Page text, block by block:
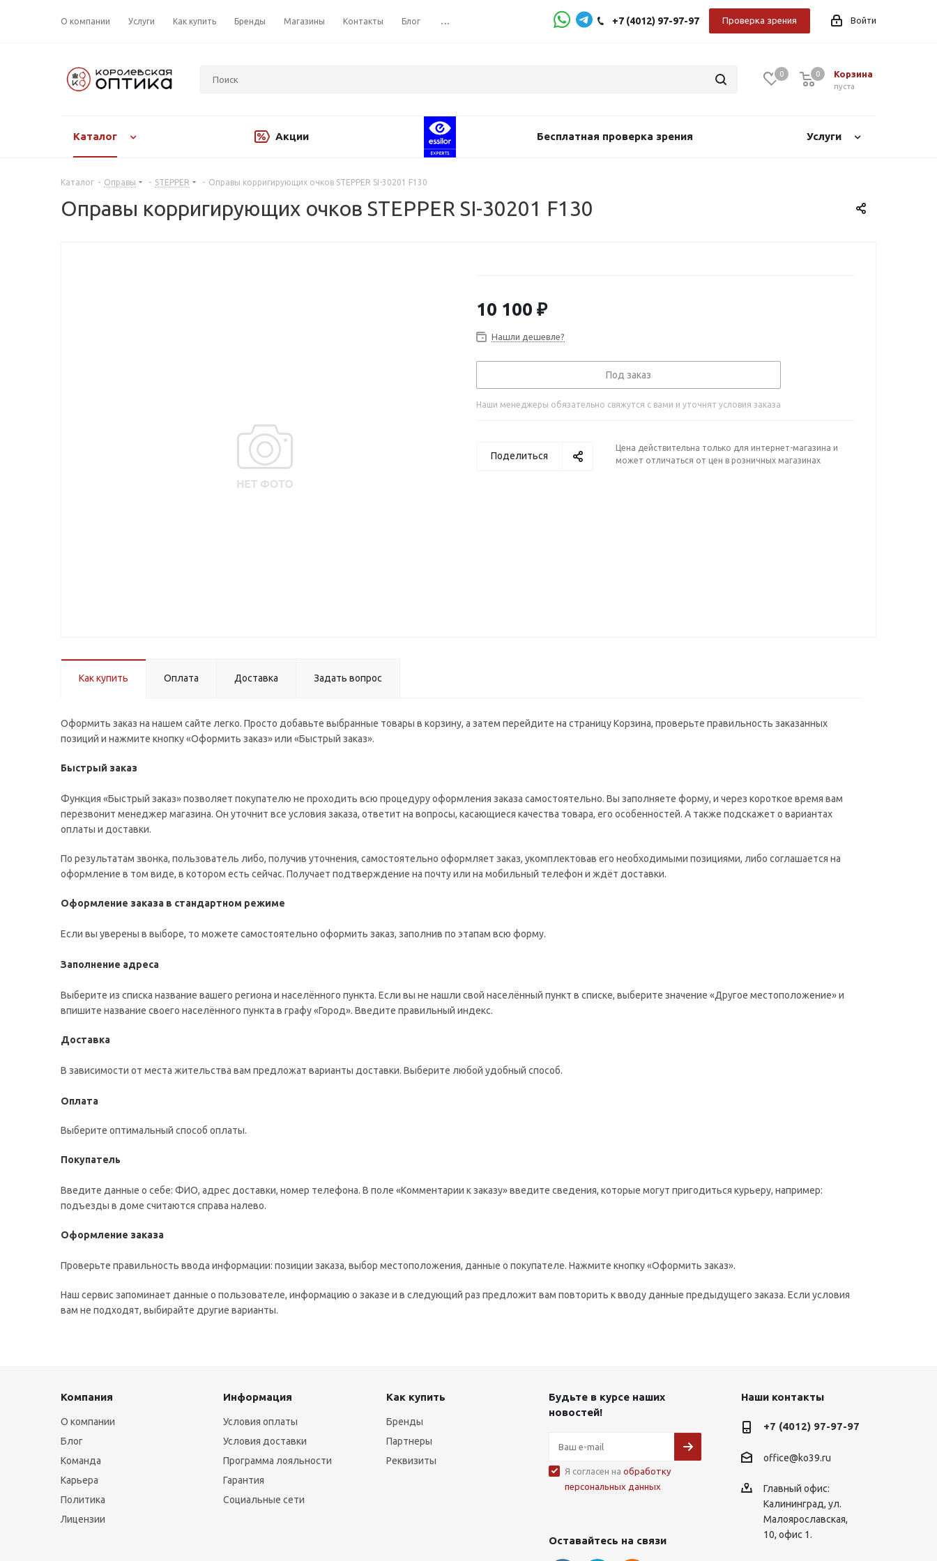
О компании Услуги Как купить Бренды Магазины Контакты Блог ... Войти
+7 (4012) 97-97-97 Проверка зрения
0 Корзина
0
пуста
0
Каталог Акции Бесплатная проверка зрения Услуги
Каталог - Оправы - STEPPER - Оправы корригирующих очков STEPPER SI-30201 F130
Оправы корригирующих очков STEPPER SI-30201 F130
10 100 ₽
Нашли дешевле?
Под заказ
Наши менеджеры обязательно свяжутся с вами и уточнят условия заказа
Поделиться
Цена действительна только для интернет-магазина и
может отличаться от цен в розничных магазинах
Как купить Оплата Доставка Задать вопрос
Оформить заказ на нашем сайте легко. Просто добавьте выбранные товары в корзину, а затем перейдите на страницу Корзина, проверьте правильность заказанных
позиций и нажмите кнопку «Оформить заказ» или «Быстрый заказ».
Быстрый заказ
Функция «Быстрый заказ» позволяет покупателю не проходить всю процедуру оформления заказа самостоятельно. Вы заполняете форму, и через короткое время вам
перезвонит менеджер магазина. Он уточнит все условия заказа, ответит на вопросы, касающиеся качества товара, его особенностей. А также подскажет о вариантах
оплаты и доставки.
По результатам звонка, пользователь либо, получив уточнения, самостоятельно оформляет заказ, укомплектовав его необходимыми позициями, либо соглашается на
оформление в том виде, в котором есть сейчас. Получает подтверждение на почту или на мобильный телефон и ждёт доставки.
Оформление заказа в стандартном режиме
Если вы уверены в выборе, то можете самостоятельно оформить заказ, заполнив по этапам всю форму.
Заполнение адреса
Выберите из списка название вашего региона и населённого пункта. Если вы не нашли свой населённый пункт в списке, выберите значение «Другое местоположение» и
впишите название своего населённого пункта в графу «Город». Введите правильный индекс.
Доставка
В зависимости от места жительства вам предложат варианты доставки. Выберите любой удобный способ.
Оплата
Выберите оптимальный способ оплаты.
Покупатель
Введите данные о себе: ФИО, адрес доставки, номер телефона. В поле «Комментарии к заказу» введите сведения, которые могут пригодиться курьеру, например:
подъезды в доме считаются справа налево.
Оформление заказа
Проверьте правильность ввода информации: позиции заказа, выбор местоположения, данные о покупателе. Нажмите кнопку «Оформить заказ».
Наш сервис запоминает данные о пользователе, информацию о заказе и в следующий раз предложит вам повторить к вводу данные предыдущего заказа. Если условия
вам не подходят, выбирайте другие варианты.
Компания
О компании
Блог
Команда
Карьера
Политика
Лицензии
Информация
Условия оплаты
Условия доставки
Программа лояльности
Гарантия
Социальные сети
Как купить
Бренды
Партнеры
Реквизиты
Будьте в курсе наших
новостей!
Я согласен на обработку
персональных данных
Оставайтесь на связи
Наши контакты
+7 (4012) 97-97-97
office@ko39.ru
Главный офис:
Калининград, ул.
Малоярославская,
10, офис 1.